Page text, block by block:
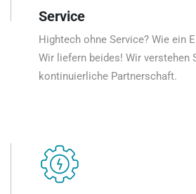
Service
Hightech ohne Service? Wie ein
Wir liefern beides! Wir verstehen
kontinuierliche Partnerschaft.